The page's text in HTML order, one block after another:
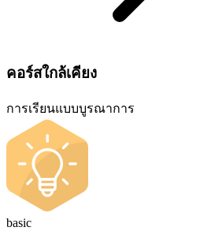
คอร์สใกล้เคียง
การเรียนแบบบูรณาการ
basic